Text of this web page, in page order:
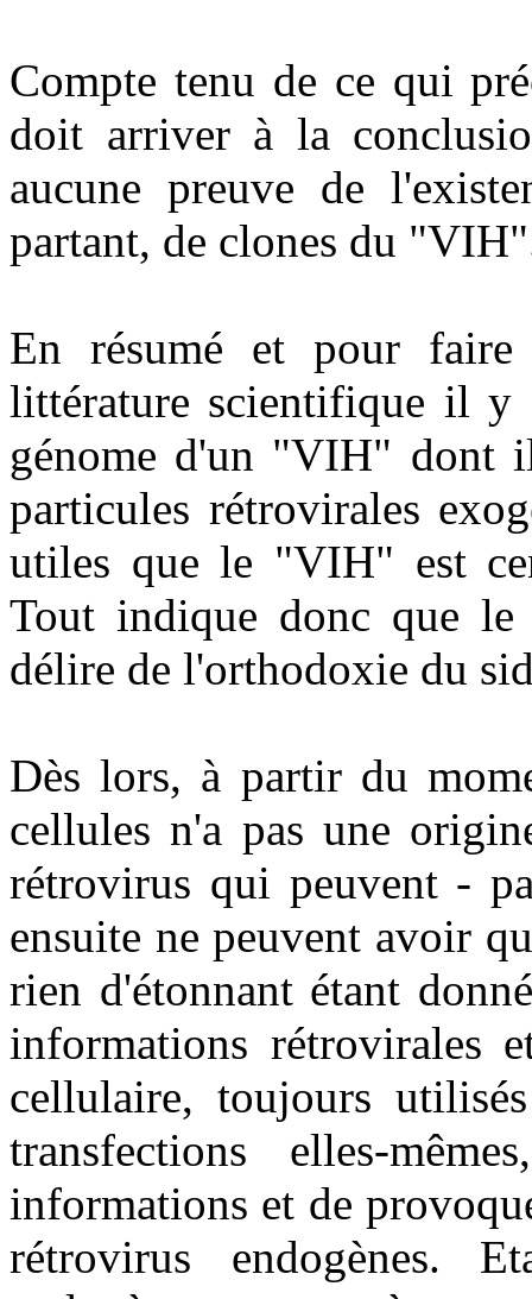
Compte tenu de ce qui
doit arriver à la
aucune preuve de
partant, de clones du
En résumé et pour
littérature scientifique il y
génome d'un "VIH" dont
particules rétrovirales
utiles que le "VIH" est
Tout indique donc que
délire de l'orthodoxie du
Dès lors, à partir du
cellules n'a pas une
rétrovirus qui peuvent -
ensuite ne peuvent avoir
rien d'étonnant étant
informations rétrovirales
cellulaire, toujours
transfections elles-
informations et de
rétrovirus endogènes.